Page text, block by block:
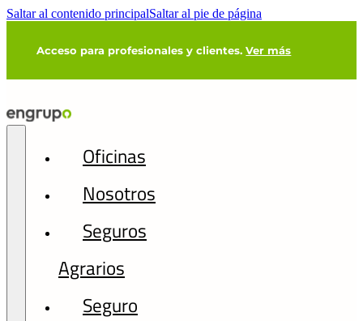
Saltar al contenido principalSaltar al pie de página
Acceso para profesionales y clientes.Ver más
Oficinas
Nosotros
Seguros
Agrarios
Seguro